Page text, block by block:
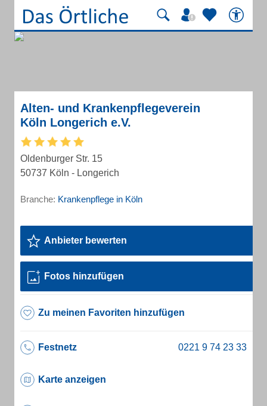
Alten- und Krankenpflegeverein
Köln Longerich e.V.
Oldenburger Str. 15
50737 Köln - Longerich
Branche: Krankenpflege in Köln
Anbieter bewerten
Fotos hinzufügen
Zu meinen Favoriten hinzufügen
Festnetz
Karte anzeigen